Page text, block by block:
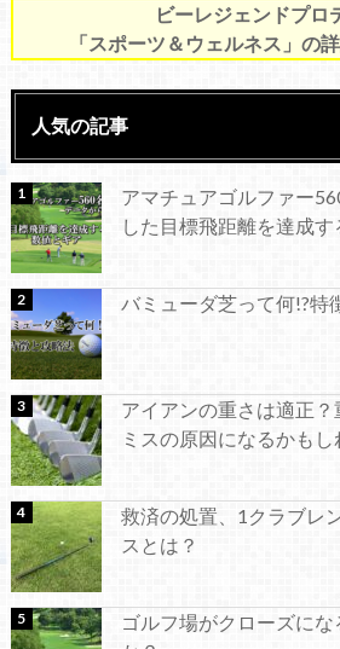
ビーレジェンドプロ
「スポーツ＆ウェルネス」の
人気の記事
アマチュアゴルファー
した目標飛距離を達成
バミューダ芝って何!?特
アイアンの重さは適正
ミスの原因になるかもし
救済の処置、1クラブレ
スとは？
ゴルフ場がクローズに